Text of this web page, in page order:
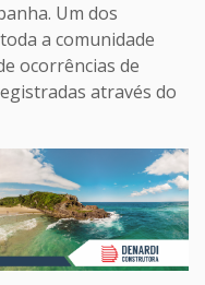
Um dos
a comunidade
ocorrências de
através do